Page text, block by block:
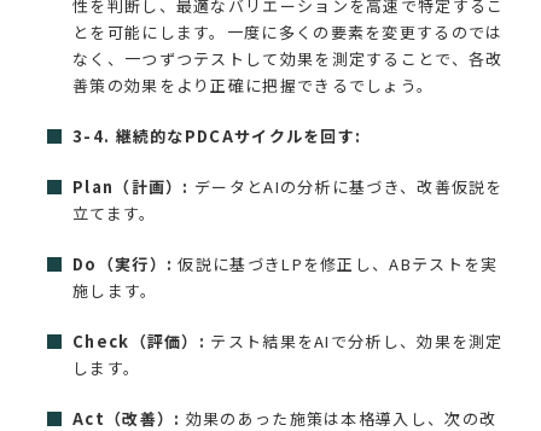
性を判断し、最適なバリエーションを高速で特定するこ
とを可能にします。一度に多くの要素を変更するのでは
なく、一つずつテストして効果を測定することで、各改
善策の効果をより正確に把握できるでしょう。
3-4. 継続的なPDCAサイクルを回す:
Plan（計画）: データとAIの分析に基づき、改善仮説を
立てます。
Do（実行）: 仮説に基づきLPを修正し、ABテストを実
施します。
Check（評価）: テスト結果をAIで分析し、効果を測定
します。
Act（改善）: 効果のあった施策は本格導入し、次の改